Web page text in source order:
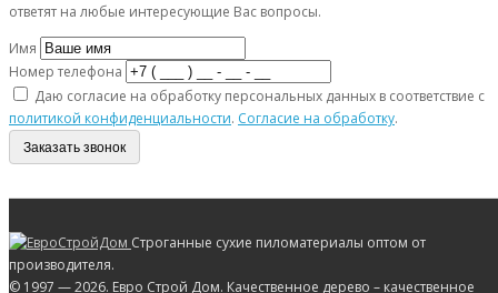
ответят на любые интересующие Вас вопросы.
Имя
Номер телефона
Даю согласие на обработку персональных данных в соответствие с
политикой конфиденциальности. Согласие на обработку.
Заказать звонок
Строганные сухие пиломатериалы оптом от
производителя.
© 1997 — 2026. Евро Строй Дом. Качественное дерево – качественное